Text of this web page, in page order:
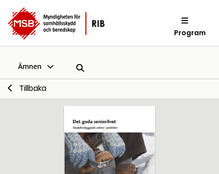
Program
Ämnen
Tillbaka